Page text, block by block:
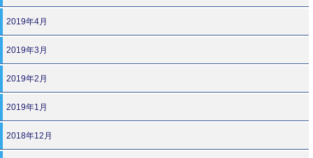
2019年4月
2019年3月
2019年2月
2019年1月
2018年12月